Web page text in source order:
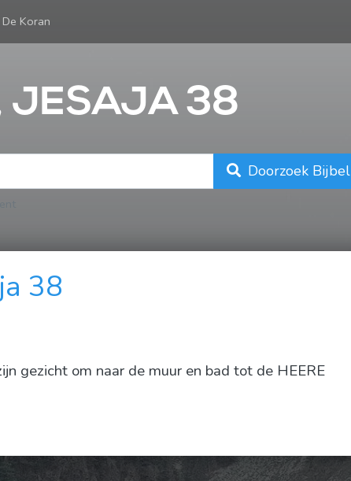
De Koran
JESAJA 38
Doorzoek Bijbel
38
gezicht om naar de muur en bad tot de HEERE